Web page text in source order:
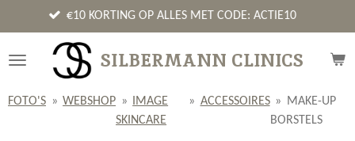
direct
naar
hoofdinhoud
SILBERMANN CLINICS
€10 KORTING OP ALLES MET CODE: ACTIE10
FOTO'S » WEBSHOP »
IMAGE
SKINCARE
» ACCESSOIRES »
MAKE-UP
BORSTELS